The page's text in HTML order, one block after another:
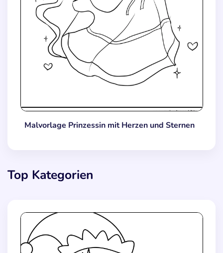
Malvorlage Prinzessin mit Herzen und Sternen
Top Kategorien